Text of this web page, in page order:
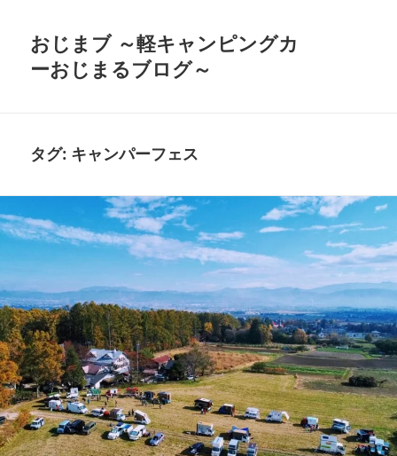
おじまブ ～軽キャンピングカ
ーおじまるブログ～
タグ: キャンパーフェス